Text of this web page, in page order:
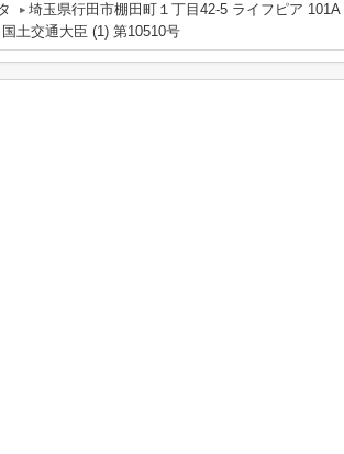
埼玉県行田市棚田町１丁目42-5 ライフピア 101A
国土交通大臣 (1) 第10510号